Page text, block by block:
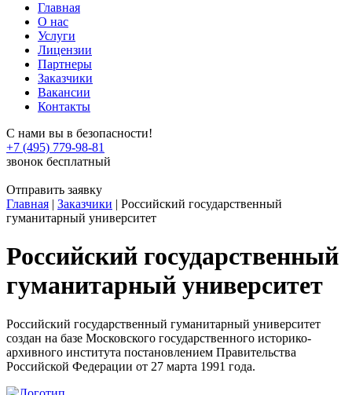
Главная
О нас
Услуги
Лицензии
Партнеры
Заказчики
Вакансии
Контакты
С нами вы в безопасности!
+7 (495) 779-98-81
звонок бесплатный
Отправить заявку
Главная | Заказчики | Российский государственный
гуманитарный университет
Российский государственный
гуманитарный университет
Российский государственный гуманитарный университет
создан на базе Московского государственного историко-
архивного института постановлением Правительства
Российской Федерации от 27 марта 1991 года.